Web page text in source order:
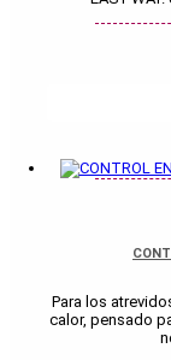
Para los
calor, pensado